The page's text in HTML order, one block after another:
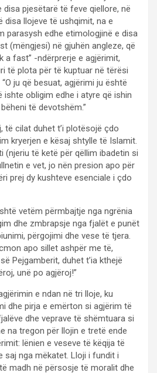
pjesëtarë të feve qiellore, në
llojeve të ushqimit, na e
parasysh edhe etimologjinë e disa
(mëngjesi) në gjuhën angleze, që
a fast” -ndërprerje e agjërimit,
të plota për të kuptuar në tërësi
ju që besuat, agjërimi ju është
ishte obligim edhe i atyre që ishin
të devotshëm.”
të cilat duhet t’i plotësojë çdo
kryerjen e kësaj shtylle të Islamit.
(njeriu të ketë për qëllim ibadetin si
e vet, jo nën presion apo për
prej dy kushteve esenciale i çdo
vetëm përmbajtje nga ngrënia
dhe zmbrapsje nga fjalët e punët
përgojimi dhe vese të tjera.
apo sillet ashpër me të,
Pejgamberit, duhet t’ia kthejë
unë po agjëroj!”
e ndan në tri lloje, ku
dhe pirja e emërton si agjërim të
dhe veprave të shëmtuara si
na tregon për llojin e tretë ende
lënien e veseve të këqija të
saj nga mëkatet. Lloji i fundit i
madh në përsosje të moralit dhe